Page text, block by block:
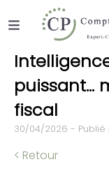
puissant…
fiscal
30/04/2026 - Publié
< Retour